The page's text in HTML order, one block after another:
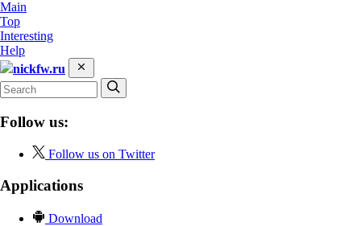
Main
Top
Interesting
Help
nickfw.ru
Follow us:
Follow us on Twitter
Applications
Download